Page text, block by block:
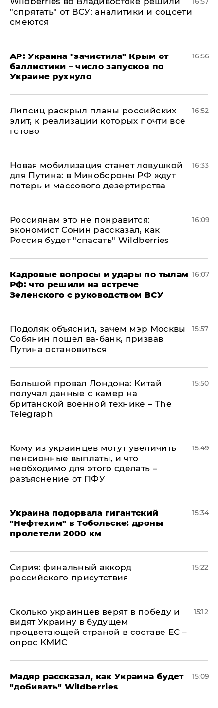
"спрятать" от ВСУ: аналитики и соцсети
смеются
AP: Украина "зачистила" Крым от
баллистики – число запусков по
Украине рухнуло
16:56
Липсиц раскрыл планы российских
элит, к реализации которых почти все
готово
16:52
​Новая мобилизация станет ловушкой
для Путина: в Минобороны РФ ждут
потерь и массового дезертирства
16:33
Россиянам это не понравится:
экономист Сонин рассказал, как
Россия будет "спасать" Wildberries
16:09
Кадровые вопросы и удары по тылам
РФ: что решили на встрече
Зеленского с руководством ВСУ
16:07
Подоляк объяснил, зачем мэр Москвы
Собянин пошел ва-банк, призвав
Путина остановиться
15:57
Большой провал Лондона: Китай
получал данные с камер на
британской военной технике – The
Telegraph
15:50
Кому из украинцев могут увеличить
пенсионные выплаты, и что
необходимо для этого сделать –
разъяснение от ПФУ
15:49
Украина подорвала гигантский
"Нефтехим" в Тобольске: дроны
пролетели 2000 км
15:34
​Сирия: финальный аккорд
российского присутствия
15:22
Сколько украинцев верят в победу и
видят Украину в будущем
процветающей страной в составе ЕС –
опрос КМИС
15:12
Мадяр рассказал, как Украина будет
"добивать" Wildberries
15:09